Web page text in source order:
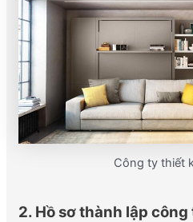
Công ty thiết
2. Hồ sơ thành lập